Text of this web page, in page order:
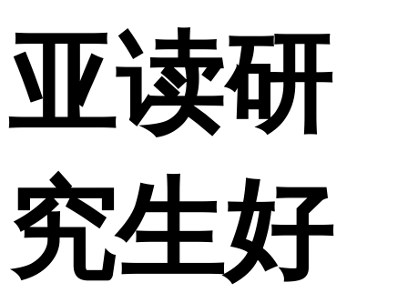
亚读研
究生好